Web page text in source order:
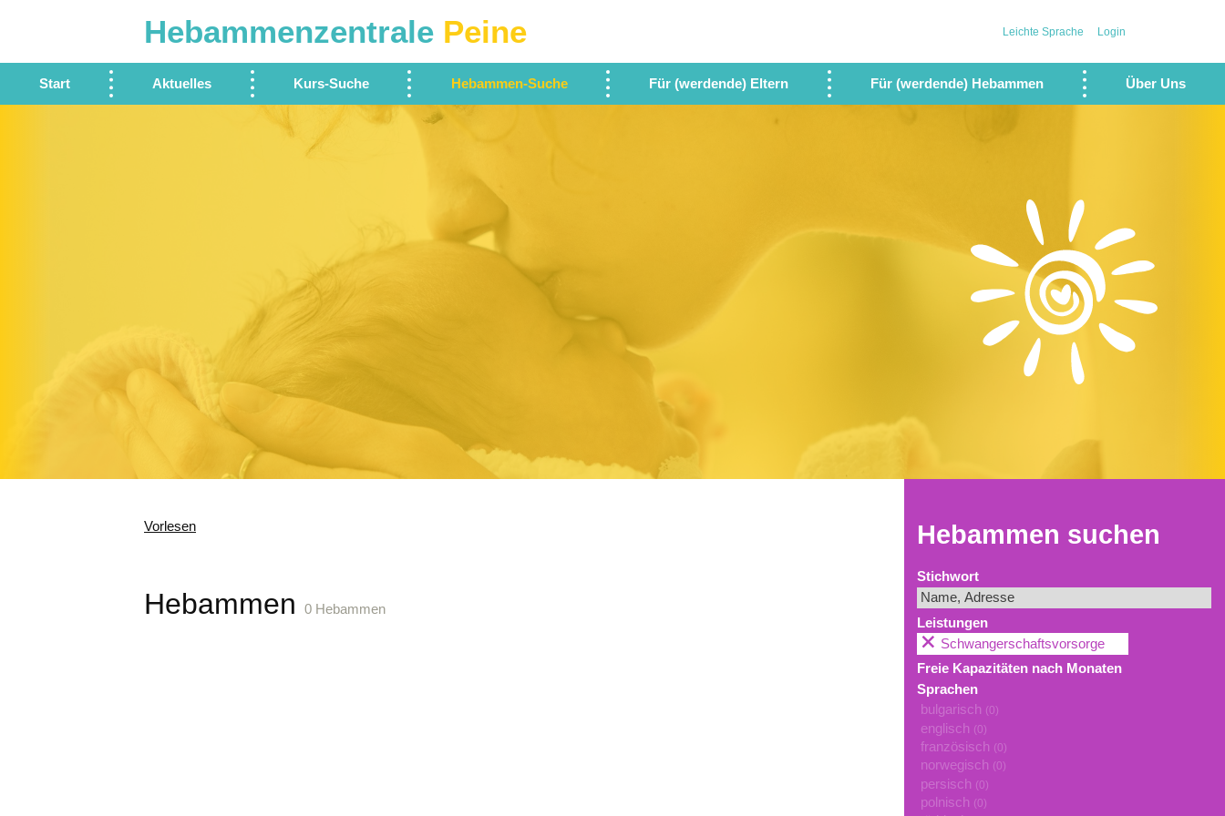
Hebammenzentrale Peine
Start Aktuelles Kurs-Suche Hebammen-Suche Für (werdende) Eltern Für (werdende) Hebammen Über Uns
Leichte Sprache Login
Hebammen suchen
Stichwort
Leistungen
Schwangerschaftsvorsorge
Freie Kapazitäten nach Monaten
Sprachen
bulgarisch (0)
englisch (0)
französisch (0)
norwegisch (0)
persisch (0)
polnisch (0)
Vorlesen
Hebammen0 Hebammen